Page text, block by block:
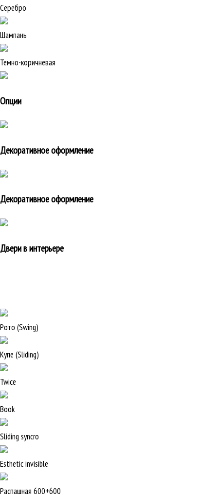
Серебро
Шампань
Темно-коричневая
Опции
Декоративное оформление
Декоративное оформление
Двери в интерьере
Рото (Swing)
Купе (Sliding)
Twice
Book
Sliding syncro
Esthetic invisible
Распашная 600+600